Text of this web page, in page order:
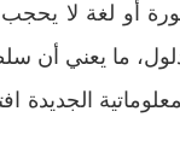
أو لغة لا
ما يعني أن
الجديدة